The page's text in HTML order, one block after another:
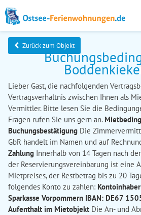
Zurück zum Objekt
Lieber Gast, die nachfolgenden
Vertragsverhältnis zwischen Ihnen als
Vermittler. Bitte lesen Sie die
Fragen rufen Sie uns gern an.
Buchungsbestätigung Die
GbR handelt im Namen und auf
Zahlung Innerhalb von 14 Tagen nach
der Reservierungsvereinbarung ist eine
Mietpreises, der Restbetrag bis zu 20
folgendes Konto zu zahlen:
Sparkasse Vorpommern IBAN: DE67
Aufenthalt im Mietobjekt Die An- und